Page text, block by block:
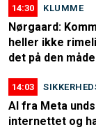
14:30 KLUMME
Nørgaard:
heller ikke
det på den måde
14:03
AI fra Meta
internettet og